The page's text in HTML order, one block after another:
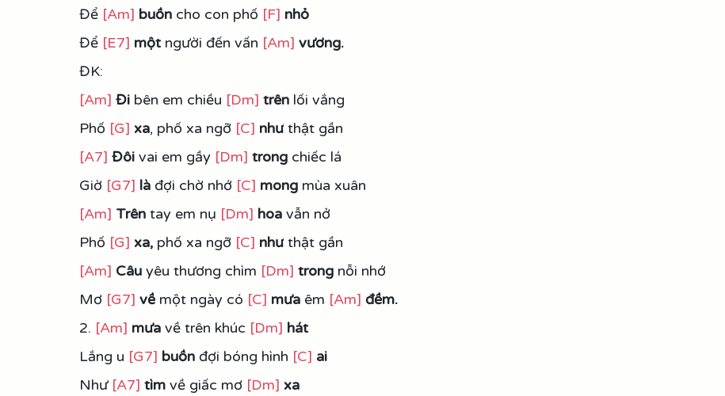
Để [Am] buồn cho con phố [F] nhỏ
Để [E7] một người đến vấn [Am] vương.
ĐK:
[Am] Đi bên em chiều [Dm] trên lối vắng
Phố [G] xa, phố xa ngỡ [C] như thật gần
[A7] Đôi vai em gầy [Dm] trong chiếc lá
Giờ [G7] là đợi chờ nhớ [C] mong mùa xuân
[Am] Trên tay em nụ [Dm] hoa vẫn nở
Phố [G] xa, phố xa ngỡ [C] như thật gần
[Am] Câu yêu thương chìm [Dm] trong nỗi nhớ
Mơ [G7] về một ngày có [C] mưa êm [Am] đềm.
2. [Am] mưa về trên khúc [Dm] hát
Lắng u [G7] buồn đợi bóng hình [C] ai
Như [A7] tìm về giấc mơ [Dm] xa